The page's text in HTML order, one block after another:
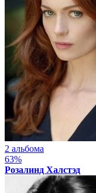
2 альбома
63%
Розалинд Халстэд